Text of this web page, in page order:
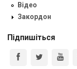
Відео
Закордон
Підпишіться